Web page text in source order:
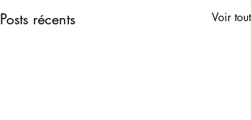
Posts récents Voir tout